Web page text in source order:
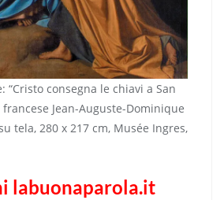
“Cristo consegna le chiavi a San
Jean-Auguste-Dominique
tela, 280 x 217 cm, Musée Ingres,
labuonaparola.it